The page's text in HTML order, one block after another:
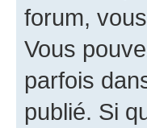
forum,
Vous
parfois
publié. Si